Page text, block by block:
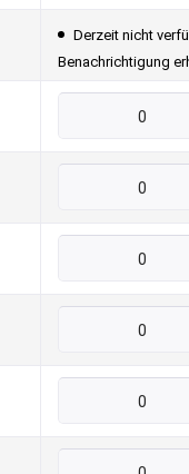
Derzeit nicht
Benachrichtigung